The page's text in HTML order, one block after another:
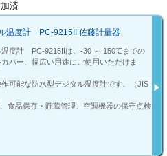
済
温度計 PC-9215II 佐藤計量器
温度計 PC-9215IIは、-30 ～ 150℃までの
バー、幅広い用途にご使用いただけま
可能な防水型デジタル温度計です。（JIS
食品保存・貯蔵管理、空調機器の保守点検